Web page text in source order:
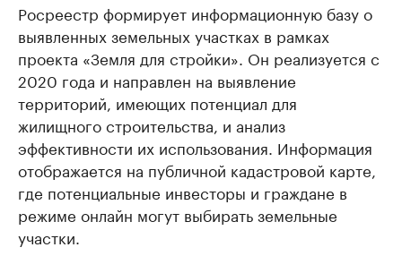
Росреестр формирует информационную базу о
выявленных земельных участках в рамках
проекта «Земля для стройки». Он реализуется с
2020 года и направлен на выявление
территорий, имеющих потенциал для
жилищного строительства, и анализ
эффективности их использования. Информация
отображается на публичной кадастровой карте,
где потенциальные инвесторы и граждане в
режиме онлайн могут выбирать земельные
участки.